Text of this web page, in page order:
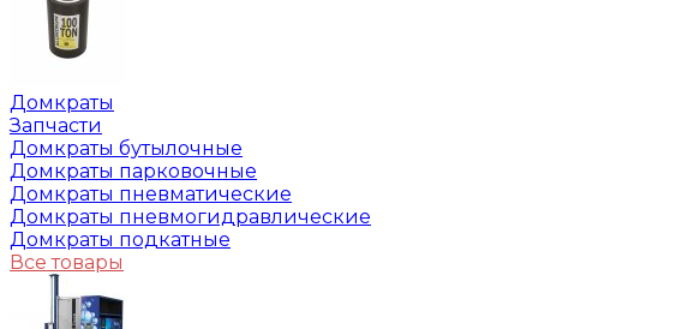
Домкраты
Запчасти
Домкраты бутылочные
Домкраты парковочные
Домкраты пневматические
Домкраты пневмогидравлические
Домкраты подкатные
Все товары